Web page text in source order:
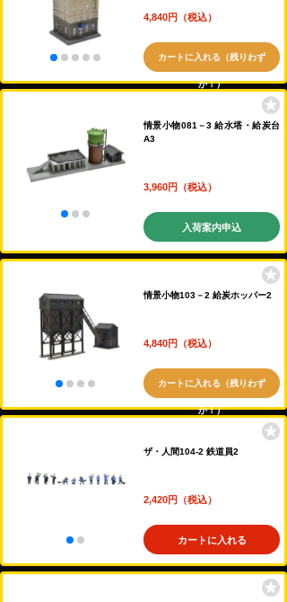
4,840円（税込）
カートに入れる（残りわず
か！）
情景小物081－3 給水塔・給炭台
A3
3,960円（税込）
入荷案内申込
情景小物103－2 給炭ホッパー2
4,840円（税込）
カートに入れる（残りわず
か！）
ザ・人間104-2 鉄道員2
2,420円（税込）
カートに入れる